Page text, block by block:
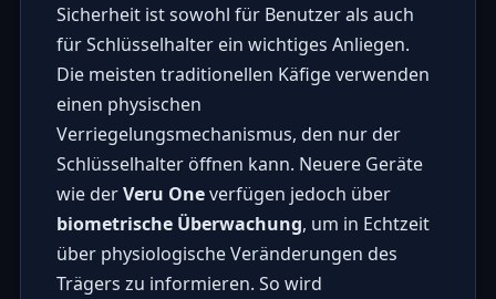
Sicherheit ist sowohl für Benutzer als auch
für Schlüsselhalter ein wichtiges Anliegen.
Die meisten traditionellen Käfige verwenden
einen physischen
Verriegelungsmechanismus, den nur der
Schlüsselhalter öffnen kann. Neuere Geräte
wie derVeru Oneverfügen jedoch über
biometrische Überwachung, um in Echtzeit
über physiologische Veränderungen des
Trägers zu informieren. So wird